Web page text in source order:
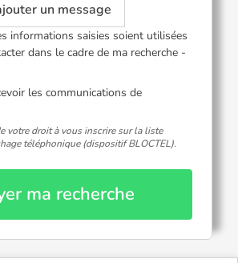
un message
informations saisies soient utilisées
dans le cadre de ma recherche -
les communications de
votre droit à vous inscrire sur la liste
téléphonique (dispositif BLOCTEL).
ma recherche